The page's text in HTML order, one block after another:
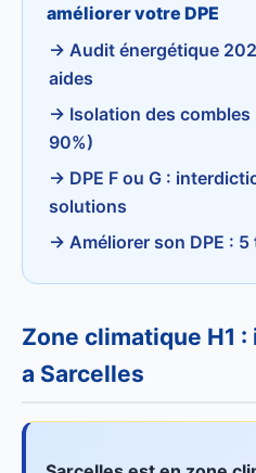
améliorer votre DPE
→ Audit énergétique
aides
→ Isolation des combles
90%)
→ DPE F ou G :
solutions
→ Améliorer son DPE :
Zone climatique H1
a Sarcelles